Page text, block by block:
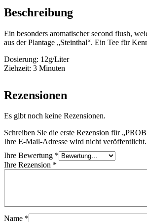
Beschreibung
Ein besonders aromatischer second flush,
aus der Plantage „Steinthal“. Ein Tee für
Dosierung: 12g/Liter
Ziehzeit: 3 Minuten
Rezensionen
Es gibt noch keine Rezensionen.
Schreiben Sie die erste Rezension für
Ihre E-Mail-Adresse wird nicht veröffentlicht.
Ihre Bewertung *
Ihre Rezension *
Name *